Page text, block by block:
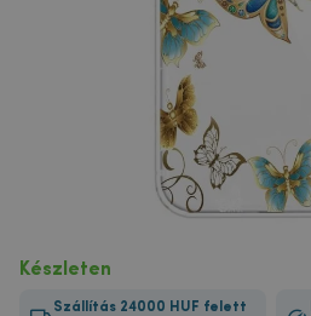
Készleten
Szállítás 24000 HUF felett